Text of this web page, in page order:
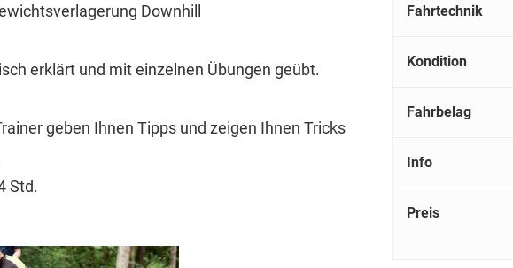
Fahrtechnik
Kondition
Fahrbelag
Info
Preis
Downhill
erklärt und mit einzelnen Übungen geübt.
geben Ihnen Tipps und zeigen Ihnen Tricks
Std.